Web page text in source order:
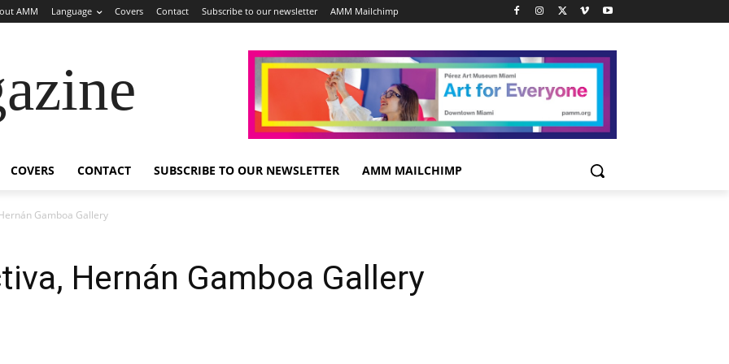
AMM Language Covers Contact Subscribe to our newsletter AMM Mailchimp
COVERS CONTACT SUBSCRIBE TO OUR NEWSLETTER AMM MAILCHIMP
Gamboa Gallery
Hernán Gamboa Gallery